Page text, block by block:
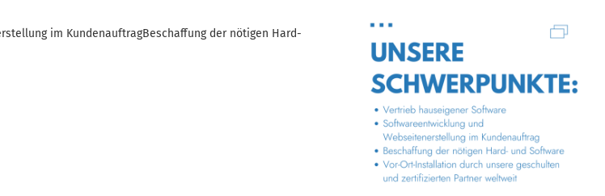
im KundenauftragBeschaffung der nötigen Hard-